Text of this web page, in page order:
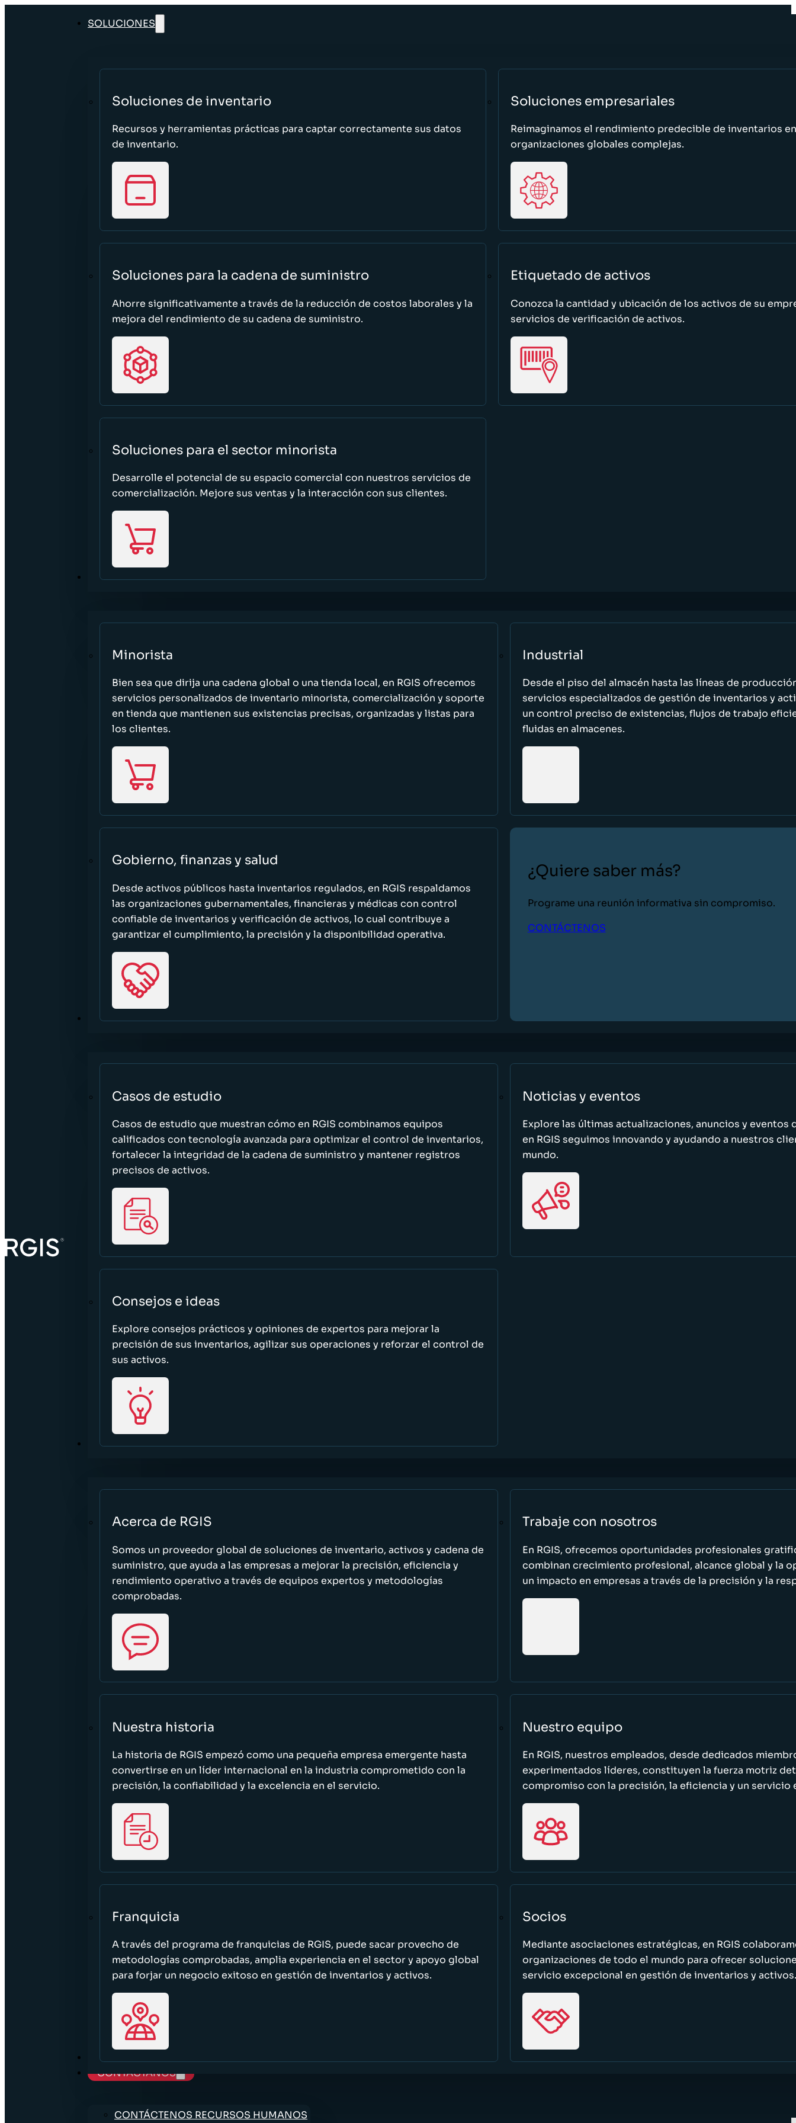
SOLUCIONES
Soluciones de inventario
Recursos y herramientas prácticas para captar correctamente sus datos
de inventario.
Soluciones empresariales
Reimaginamos el rendimiento predecible de inventarios en
organizaciones globales complejas.
Soluciones para la cadena de suministro
Ahorre significativamente a través de la reducción de costos laborales y la
mejora del rendimiento de su cadena de suministro.
Etiquetado de activos
Conozca la cantidad y ubicación de los activos de su
servicios de verificación de activos.
Soluciones para el sector minorista
Desarrolle el potencial de su espacio comercial con nuestros servicios de
comercialización. Mejore sus ventas y la interacción con sus clientes.
SECTORES
Minorista
Bien sea que dirija una cadena global o una tienda local, en RGIS ofrecemos
servicios personalizados de inventario minorista, comercialización y soporte
en tienda que mantienen sus existencias precisas, organizadas y listas para
los clientes.
Industrial
Desde el piso del almacén hasta las líneas de
servicios especializados de gestión de inventarios y
un control preciso de existencias, flujos de trabajo
fluidas en almacenes.
Gobierno, finanzas y salud
Desde activos públicos hasta inventarios regulados, en RGIS respaldamos
las organizaciones gubernamentales, financieras y médicas con control
confiable de inventarios y verificación de activos, lo cual contribuye a
garantizar el cumplimiento, la precisión y la disponibilidad operativa.
¿Quiere saber más?
Programe una reunión informativa sin compromiso.
CONTÁCTENOS
RECURSOS
Casos de estudio
Casos de estudio que muestran cómo en RGIS combinamos equipos
calificados con tecnología avanzada para optimizar el control de inventarios,
fortalecer la integridad de la cadena de suministro y mantener registros
precisos de activos.
Noticias y eventos
Explore las últimas actualizaciones, anuncios y eventos
en RGIS seguimos innovando y ayudando a nuestros
mundo.
Consejos e ideas
Explore consejos prácticos y opiniones de expertos para mejorar la
precisión de sus inventarios, agilizar sus operaciones y reforzar el control de
sus activos.
ACERCA DE
Acerca de RGIS
Somos un proveedor global de soluciones de inventario, activos y cadena de
suministro, que ayuda a las empresas a mejorar la precisión, eficiencia y
rendimiento operativo a través de equipos expertos y metodologías
comprobadas.
Trabaje con nosotros
En RGIS, ofrecemos oportunidades profesionales
combinan crecimiento profesional, alcance global y la
un impacto en empresas a través de la precisión y la
Nuestra historia
La historia de RGIS empezó como una pequeña empresa emergente hasta
convertirse en un líder internacional en la industria comprometido con la
precisión, la confiabilidad y la excelencia en el servicio.
Nuestro equipo
En RGIS, nuestros empleados, desde dedicados
experimentados líderes, constituyen la fuerza motriz
compromiso con la precisión, la eficiencia y un servicio
Franquicia
A través del programa de franquicias de RGIS, puede sacar provecho de
metodologías comprobadas, amplia experiencia en el sector y apoyo global
para forjar un negocio exitoso en gestión de inventarios y activos.
Socios
Mediante asociaciones estratégicas, en RGIS
organizaciones de todo el mundo para ofrecer
servicio excepcional en gestión de inventarios y activos.
TRABAJE CON NOSOTROS
CONTÁCTANOS
CONTÁCTENOS RECURSOS HUMANOS